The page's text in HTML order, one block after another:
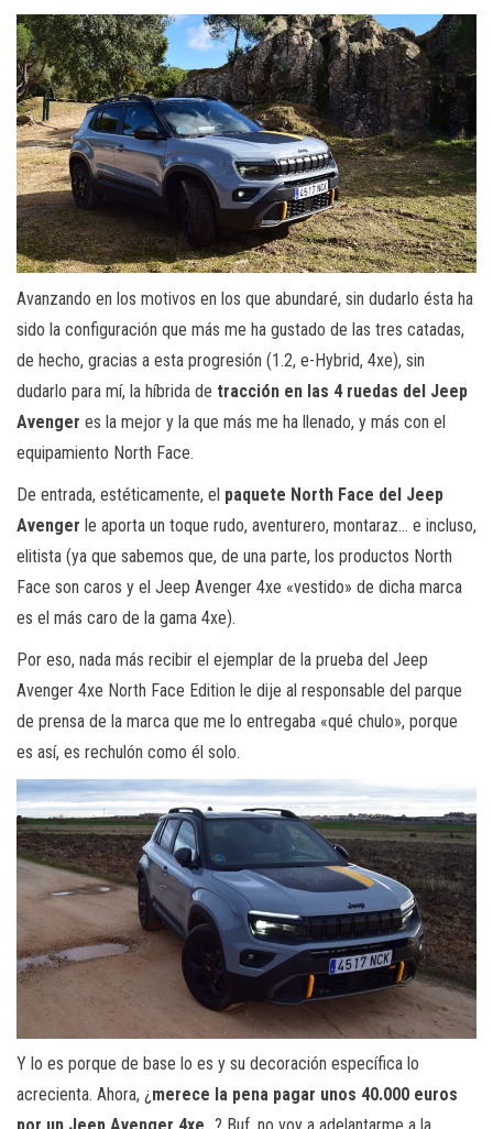
Avanzando en los motivos en los que abundaré, sin dudarlo ésta ha
sido la configuración que más me ha gustado de las tres catadas,
de hecho, gracias a esta progresión (1.2, e-Hybrid, 4xe), sin
dudarlo para mí, la híbrida de tracción en las 4 ruedas del Jeep
Avenger es la mejor y la que más me ha llenado, y más con el
equipamiento North Face.
De entrada, estéticamente, el paquete North Face del Jeep
Avenger le aporta un toque rudo, aventurero, montaraz… e incluso,
elitista (ya que sabemos que, de una parte, los productos North
Face son caros y el Jeep Avenger 4xe «vestido» de dicha marca
es el más caro de la gama 4xe).
Por eso, nada más recibir el ejemplar de la prueba del Jeep
Avenger 4xe North Face Edition le dije al responsable del parque
de prensa de la marca que me lo entregaba «qué chulo», porque
es así, es rechulón como él solo.
Y lo es porque de base lo es y su decoración específica lo
acrecienta. Ahora, ¿ merece la pena pagar unos 40.000 euros